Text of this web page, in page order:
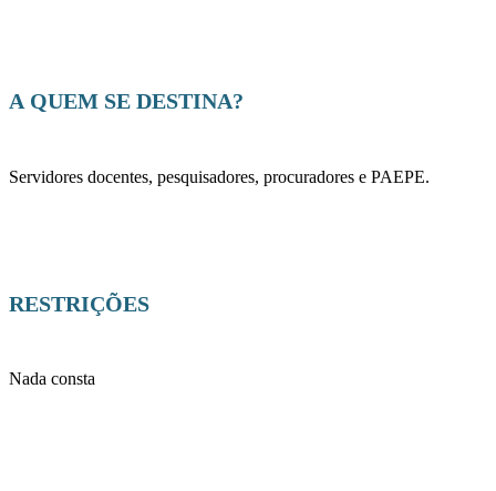
A QUEM SE DESTINA?
Servidores docentes, pesquisadores, procuradores e PAEPE.
RESTRIÇÕES
Nada consta